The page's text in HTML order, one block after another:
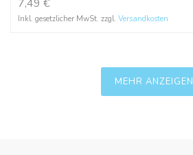
7,49 €
Inkl. gesetzlicher MwSt. zzgl. Versandkosten
MEHR ANZEIGEN